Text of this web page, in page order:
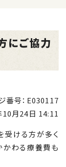
にご協力
番号：E030117
10月24日 14:11
ける方が多く
かわる療養費も